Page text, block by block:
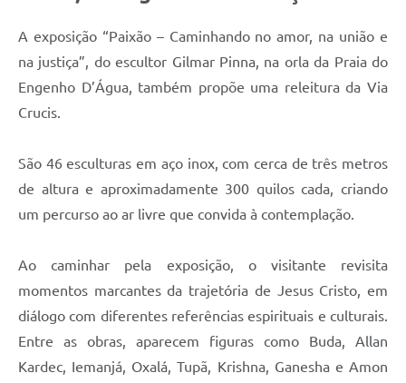
A exposição “Paixão – Caminhando no amor, na união e
na justiça”, do escultor Gilmar Pinna, na orla da Praia do
Engenho D’Água, também propõe uma releitura da Via
Crucis.
São 46 esculturas em aço inox, com cerca de três metros
de altura e aproximadamente 300 quilos cada, criando
um percurso ao ar livre que convida à contemplação.
Ao caminhar pela exposição, o visitante revisita
momentos marcantes da trajetória de Jesus Cristo, em
diálogo com diferentes referências espirituais e culturais.
Entre as obras, aparecem figuras como Buda, Allan
Kardec, Iemanjá, Oxalá, Tupã, Krishna, Ganesha e Amon